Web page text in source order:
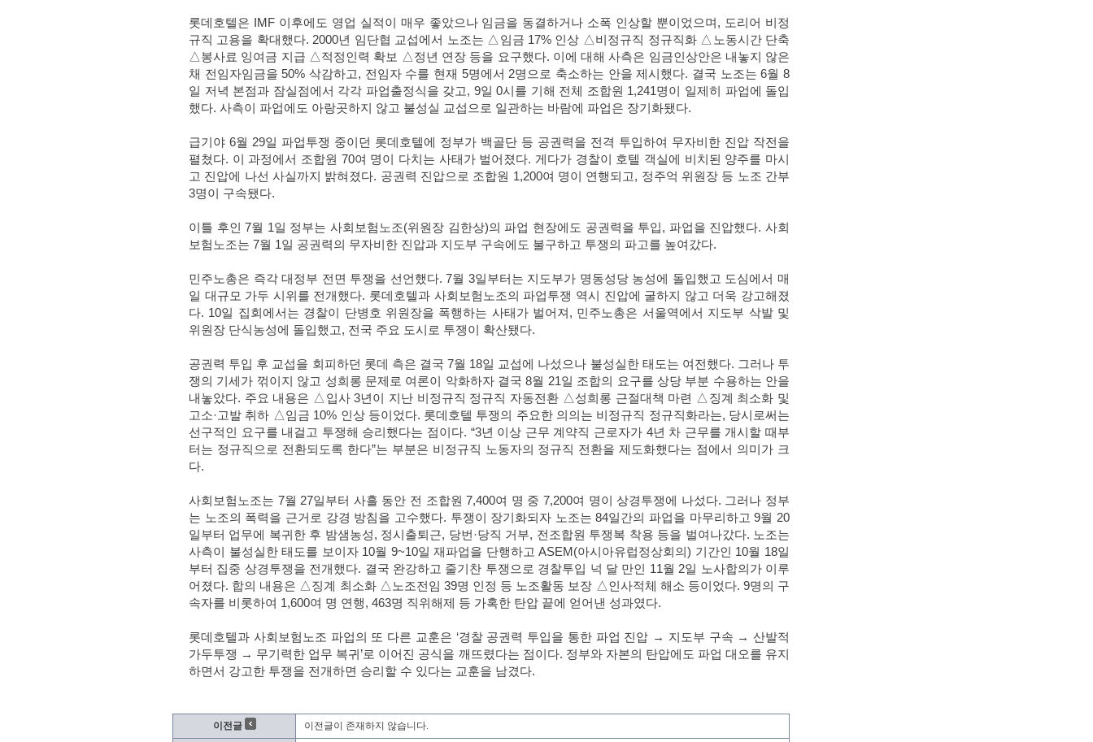
롯데호텔은 IMF 이후에도 영업 실적이 매우 좋았으나 임금을 동결하거나 소폭 인상할 뿐이었으며 , 도리어 비정
규직 고용을 확대했다. 2000년 임단협 교섭에서 노조는 △ 임금 17% 인상 △비정규직 정규직화 △ 노동시간 단축
△봉사료 잉여금 지급 △적정인력 확보 △정년 연장 등을 요구했다. 이에 대해 사측은 임금인상안은 내놓지 않은
채 전임자임금을50%삭감하고, 전임자 수를 현재 5명에서 2명으로 축소하는 안을 제시했다. 결국 노조는6월8
일 저녁 본점과 잠실점에서 각각 파업출정식을 갖고, 9일0시를 기해 전체 조합원 1,241명이 일제히 파업에 돌입
했다. 사측이 파업에도 아랑곳하지 않고 불성실 교섭으로 일관하는 바람에 파업은 장기화됐다.
급기야 6월 29일 파업투쟁 중이던 롯데호텔에 정부가 백골단 등 공권력을 전격 투입하여 무자비한 진압 작전을
펼쳤다. 이 과정에서 조합원 70여 명이 다치는 사태가 벌어졌다. 게다가 경찰이 호텔 객실에 비치된 양주를 마시
고 진압에 나선 사실까지 밝혀졌다. 공권력 진압으로 조합원 1,200여 명이 연행되고, 정주억 위원장 등 노조 간부
3명이 구속됐다.
이틀 후인7월 1일 정부는 사회보험노조(위원장 김한상)의 파업 현장에도 공권력을 투입, 파업을 진압했다.사회
보험노조는 7월 1일 공권력의 무자비한 진압과 지도부 구속에도 불구하고 투쟁의 파고를 높여갔다.
민주노총은 즉각 대정부 전면 투쟁을 선언했다. 7월 3일부터는 지도부가 명동성당 농성에 돌입했고 도심에서 매
일 대규모 가두 시위를 전개했다. 롯데호텔과 사회보험노조의 파업투쟁 역시 진압에 굴하지 않고 더욱 강고해졌
다. 10일 집회에서는 경찰이 단병호 위원장을 폭행하는 사태가 벌어져 , 민주노총은 서울역에서 지도부 삭발 및
위원장 단식농성에 돌입했고, 전국 주요 도시로 투쟁이 확산됐다.
공권력 투입 후 교섭을 회피하던 롯데 측은 결국 7월 18일 교섭에 나섰으나 불성실한 태도는 여전했다. 그러나 투
쟁의 기세가 꺾이지 않고 성희롱 문제로 여론이 악화하자 결국8월 21일 조합의 요구를 상당 부분 수용하는 안을
내놓았다. 주요 내용은 △ 입사3년이 지난 비정규직 정규직 자동전환 △성희롱 근절대책 마련 △ 징계 최소화 및
고소·고발 취하 △임금 10% 인상 등이었다. 롯데호텔 투쟁의 주요한 의의는 비정규직 정규직화라는, 당시로써는
선구적인 요구를 내걸고 투쟁해 승리했다는 점이다. “3년 이상 근무 계약직 근로자가 4년 차 근무를 개시할 때부
터는 정규직으로 전환되도록 한다”는 부분은 비정규직 노동자의 정규직 전환을 제도화했다는 점에서 의미가 크
다.
사회보험노조는 7월 27일부터 사흘 동안 전 조합원7,400여 명 중7,200여 명이 상경투쟁에 나섰다. 그러나 정부
는 노조의 폭력을 근거로 강경 방침을 고수했다. 투쟁이 장기화되자 노조는84일간의 파업을 마무리하고9월 20
일부터 업무에 복귀한 후 밤샘농성, 정시출퇴근, 당번 ·당직 거부, 전조합원 투쟁복 착용 등을 벌여나갔다. 노조는
사측이 불성실한 태도를 보이자 10월 9~10일 재파업을 단행하고ASEM(아시아유럽정상회의) 기간인 10월 18일
부터 집중 상경투쟁을 전개했다. 결국 완강하고 줄기찬 투쟁으로 경찰투입 넉 달 만인 11월 2일 노사합의가 이루
어졌다. 합의 내용은 △징계 최소화 △ 노조전임 39명 인정 등 노조활동 보장 △인사적체 해소 등이었다. 9명의 구
속자를 비롯하여 1,600여 명 연행, 463명 직위해제 등 가혹한 탄압 끝에 얻어낸 성과였다.
롯데호텔과 사회보험노조 파업의 또 다른 교훈은 ‘경찰 공권력 투입을 통한 파업 진압 → 지도부 구속 → 산발적
가두투쟁 → 무기력한 업무 복귀 ’로 이어진 공식을 깨뜨렸다는 점이다. 정부와 자본의 탄압에도 파업 대오를 유지
하면서 강고한 투쟁을 전개하면 승리할 수 있다는 교훈을 남겼다.
이전글 이전글이 존재하지 않습니다.